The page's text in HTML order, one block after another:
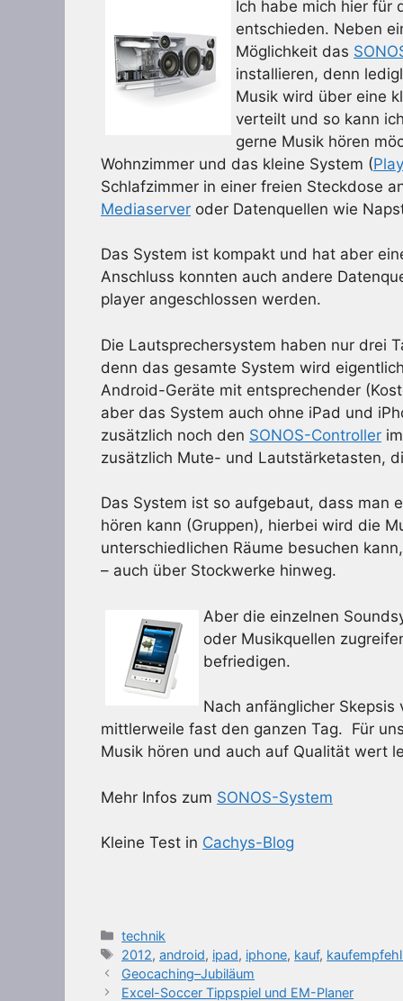
Ich habe mich hier für
entschieden. Neben
Möglichkeit das
installieren, denn
Musik wird über eine
verteilt und so kann
gerne Musik hören
Wohnzimmer und das kleine System (
Schlafzimmer in einer freien Steckdose
Mediaserver oder Datenquellen wie
Das System ist kompakt und hat aber
Anschluss konnten auch andere
player angeschlossen werden.
Die Lautsprechersystem haben nur drei
denn das gesamte System wird
Android-Geräte mit entsprechender
aber das System auch ohne iPad und
zusätzlich noch den SONOS-Controller
zusätzlich Mute- und Lautstärketasten,
Das System ist so aufgebaut, dass man
hören kann (Gruppen), hierbei wird die
unterschiedlichen Räume besuchen
– auch über Stockwerke hinweg.
Aber die einzelnen
oder Musikquellen
befriedigen.
Nach anfänglicher Skepsis
mittlerweile fast den ganzen Tag. Für
Musik hören und auch auf Qualität wert
Mehr Infos zum SONOS-System
Kleine Test in Cachys-Blog
Kategorien
technik
Schlagwörter
2012,android, ipad, iphone, kauf,
Geocaching–Jubiläum
Excel-Soccer Tippspiel und EM-Planer